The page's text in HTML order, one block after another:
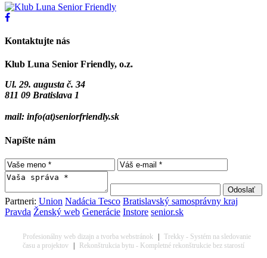
Kontaktujte nás
Klub Luna Senior Friendly, o.z.
Ul. 29. augusta č. 34
811 09 Bratislava 1
mail: info(at)seniorfriendly.sk
Napíšte nám
Partneri: Union Nadácia Tesco Bratislavský samosprávny kraj
Pravda Ženský web Generácie Instore senior.sk
Profesionálny web dizajn a tvorba webstránok | Trekky - Systém na sledovanie
času a projektov | Rekonštrukcia bytu - Kompletné rekonštrukcie bez starostí